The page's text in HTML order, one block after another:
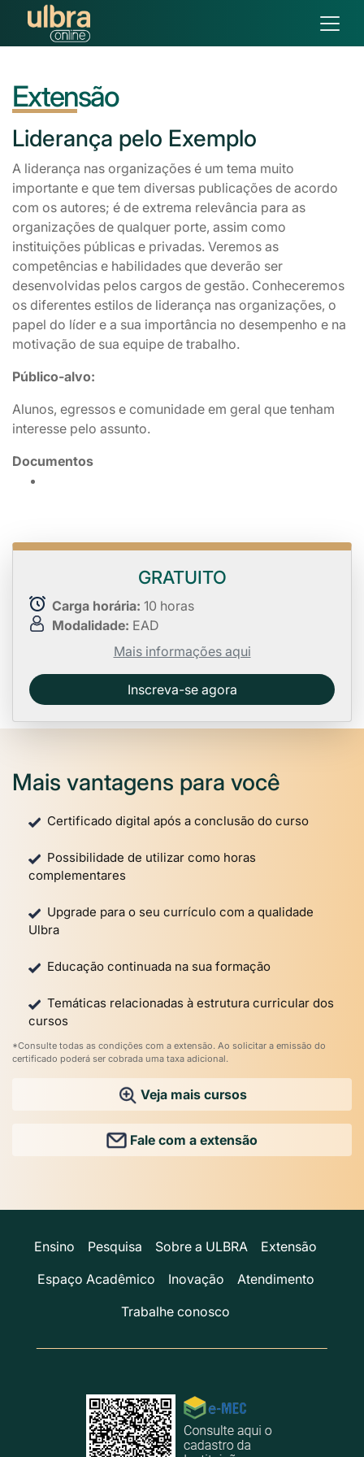
Extensão
Liderança pelo Exemplo
A liderança nas organizações é um tema muito
importante e que tem diversas publicações de acordo
com os autores; é de extrema relevância para as
organizações de qualquer porte, assim como
instituições públicas e privadas. Veremos as
competências e habilidades que deverão ser
desenvolvidas pelos cargos de gestão. Conheceremos
os diferentes estilos de liderança nas organizações, o
papel do líder e a sua importância no desempenho e na
motivação de sua equipe de trabalho.
Público-alvo:
Alunos, egressos e comunidade em geral que tenham
interesse pelo assunto.
Documentos
GRATUITO
Carga horária: 10 horas
Modalidade: EAD
Mais informações aqui
Inscreva-se agora
Mais vantagens para você
Certificado digital após a conclusão do curso
Possibilidade de utilizar como horas
complementares
Upgrade para o seu currículo com a qualidade
Ulbra
Educação continuada na sua formação
Temáticas relacionadas à estrutura curricular dos
cursos
*Consulte todas as condições com a extensão. Ao solicitar a emissão do
certificado poderá ser cobrada uma taxa adicional.
Veja mais cursos
Fale com a extensão
Ensino Pesquisa Sobre a ULBRA
Extensão
Espaço Acadêmico
Inovação
Atendimento
Trabalhe conosco